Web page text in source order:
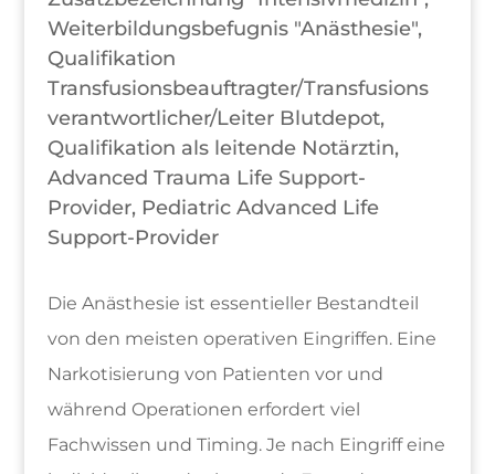
Weiterbildungsbefugnis "Anästhesie",
Qualifikation
Transfusionsbeauftragter/Transfusions
verantwortlicher/Leiter Blutdepot,
Qualifikation als leitende Notärztin,
Advanced Trauma Life Support-
Provider, Pediatric Advanced Life
Support-Provider
Die Anästhesie ist essentieller Bestandteil
von den meisten operativen Eingriffen. Eine
Narkotisierung von Patienten vor und
während Operationen erfordert viel
Fachwissen und Timing. Je nach Eingriff eine